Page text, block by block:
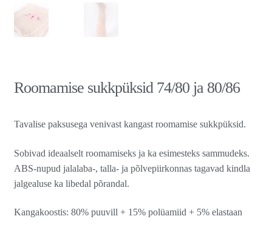
Roomamise sukkpüksid 74/80 ja 80/86
Tavalise paksusega venivast kangast roomamise sukkpüksid.
Sobivad ideaalselt roomamiseks ja ka esimesteks sammudeks.
ABS-nupud jalalaba-, talla- ja põlvepiirkonnas tagavad kindla
jalgealuse ka libedal põrandal.
Kangakoostis: 80% puuvill + 15% polüamiid + 5% elastaan